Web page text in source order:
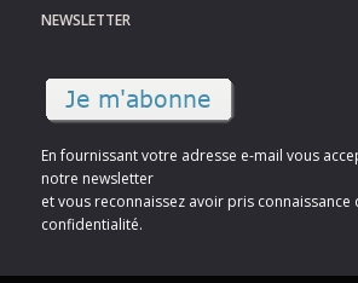
NEWSLETTER
En fournissant votre adresse e-mail vous
notre newsletter
et vous reconnaissez avoir pris
confidentialité.